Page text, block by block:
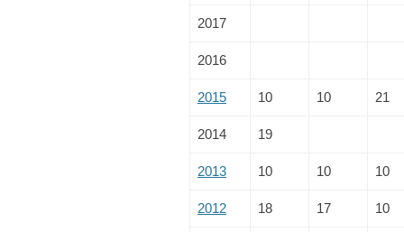
2017
2016
2015 10 10 21
2014 19
2013 10 10 10
2012 18 17 10